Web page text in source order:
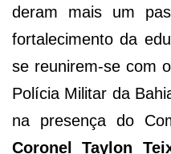
deram mais um
fortalecimento da
se reunirem-se com
Polícia Militar da
na presença do
Coronel Taylon